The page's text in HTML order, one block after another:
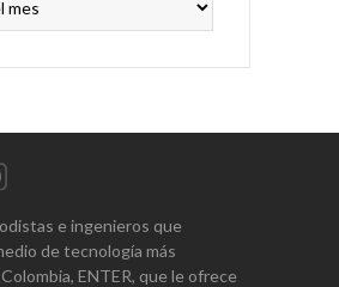
e ingenieros que
de tecnología más
ENTER, que le ofrece